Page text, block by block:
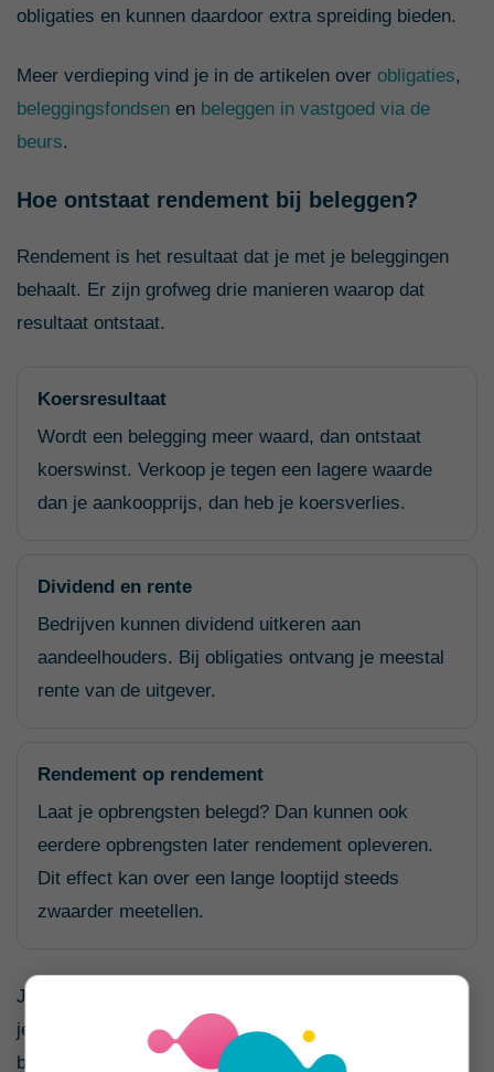
obligaties en kunnen daardoor extra spreiding bieden.
Meer verdieping vind je in de artikelen over obligaties,
beleggingsfondsen en beleggen in vastgoed via de
beurs.
Hoe ontstaat rendement bij beleggen?
Rendement is het resultaat dat je met je beleggingen
behaalt. Er zijn grofweg drie manieren waarop dat
resultaat ontstaat.
Koersresultaat
Wordt een belegging meer waard, dan ontstaat
koerswinst. Verkoop je tegen een lagere waarde
dan je aankoopprijs, dan heb je koersverlies.
Dividend en rente
Bedrijven kunnen dividend uitkeren aan
aandeelhouders. Bij obligaties ontvang je meestal
rente van de uitgever.
Rendement op rendement
Laat je opbrengsten belegd? Dan kunnen ook
eerdere opbrengsten later rendement opleveren.
Dit effect kan over een lange looptijd steeds
zwaarder meetellen.
Je bruto rendement is niet automatisch het bedrag dat
je uiteindelijk overhoudt. Kosten, belasting en inflatie
beïnvloeden het nettoresultaat. Vergelijk aanbieders